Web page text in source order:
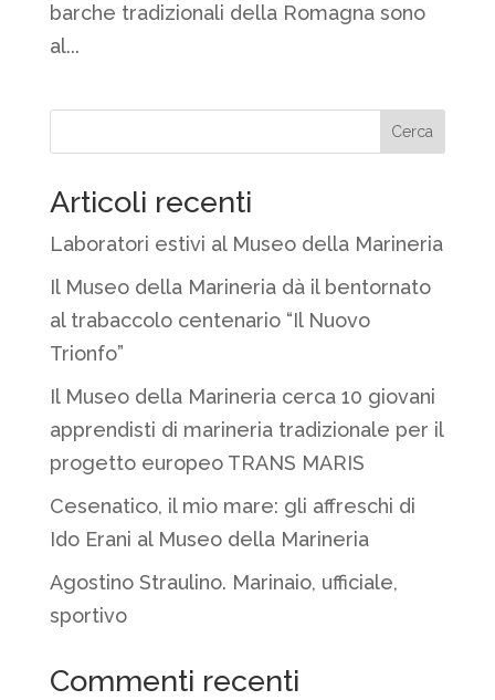
barche tradizionali della Romagna sono
al...
Articoli recenti
Laboratori estivi al Museo della Marineria
Il Museo della Marineria dà il bentornato
al trabaccolo centenario “Il Nuovo
Trionfo”
Il Museo della Marineria cerca 10 giovani
apprendisti di marineria tradizionale per il
progetto europeo TRANS MARIS
Cesenatico, il mio mare: gli affreschi di
Ido Erani al Museo della Marineria
Agostino Straulino. Marinaio, ufficiale,
sportivo
Commenti recenti